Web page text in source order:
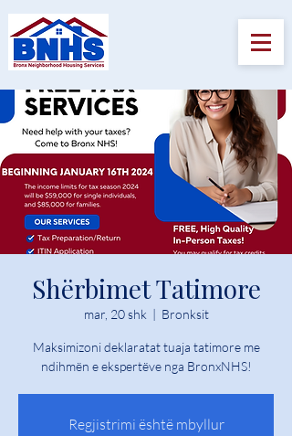
Shërbimet Tatimore
mar, 20 shk
  |
Bronksit
Maksimizoni deklaratat tuaja tatimore me
ndihmën e ekspertëve nga BronxNHS!
Regjistrimi është mbyllur